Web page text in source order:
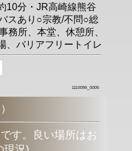
10分・JR高崎線熊谷
スあり○宗教/不問○総
務所、本堂、休憩所、
、バリアフリートイレ
1110095_0005
す。良い場所はお